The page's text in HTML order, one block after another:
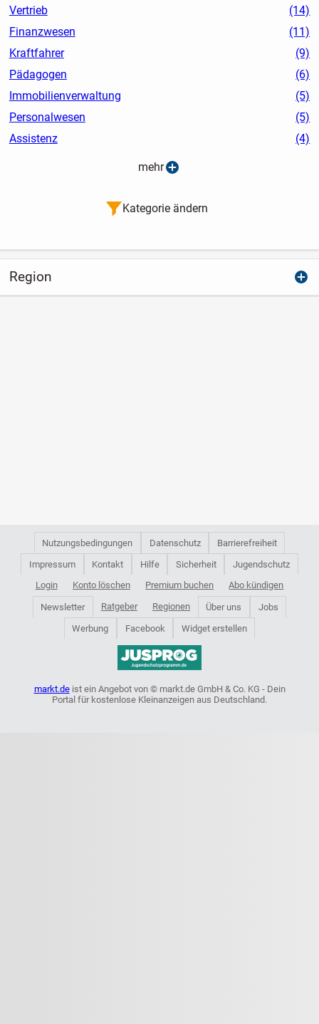
Vertrieb
(14)
Finanzwesen
(11)
Kraftfahrer
(9)
Pädagogen
(6)
Immobilienverwaltung
(5)
Personalwesen
(5)
Assistenz
(4)
mehr
Kategorie ändern
Region
Nutzungsbedingungen Datenschutz
Barrierefreiheit
Impressum
Kontakt Hilfe Sicherheit
Jugendschutz
Login
Konto löschen Premium buchen Abo kündigen
Newsletter Ratgeber Regionen Über uns
Jobs
Werbung
Facebook Widget erstellen
markt.deist ein Angebot von © markt.de GmbH & Co. KG - Dein
Portal für kostenlose Kleinanzeigen aus Deutschland.